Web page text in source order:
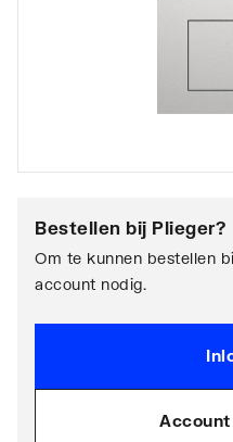
Bestellen bij Plieger?
Om te kunnen bestellen
account nodig.